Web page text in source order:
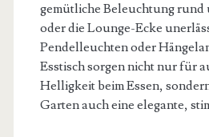
gemütliche Beleuchtung rund
oder die Lounge-Ecke
Pendelleuchten oder
Esstisch sorgen nicht nur für
Helligkeit beim Essen,
Garten auch eine elegante,